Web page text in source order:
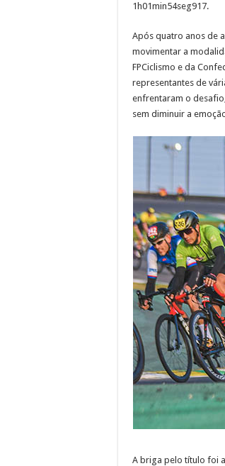
1h01min54seg917.
Após quatro anos de
movimentar a
FPCiclismo e da
representantes de
enfrentaram o
sem diminuir a
A briga pelo título foi